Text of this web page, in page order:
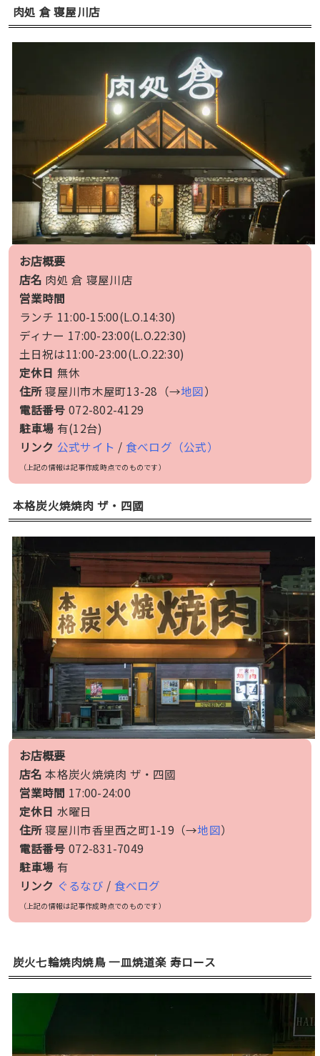
肉処 倉 寝屋川店
お店概要
店名 肉処 倉 寝屋川店
営業時間
ランチ 11:00-15:00(L.O.14:30)
ディナー 17:00-23:00(L.O.22:30)
土日祝は11:00-23:00(L.O.22:30)
定休日 無休
住所寝屋川市木屋町13-28（→地図）
電話番号 072-802-4129
駐車場 有(12台)
リンク 公式サイト / 食べログ（公式）
（上記の情報は記事作成時点でのものです）
本格炭火焼焼肉 ザ・四國
お店概要
店名 本格炭火焼焼肉 ザ・四國
営業時間 17:00-24:00
定休日 水曜日
住所寝屋川市香里西之町1-19（→地図）
電話番号 072-831-7049
駐車場 有
リンク ぐるなび / 食べログ
（上記の情報は記事作成時点でのものです）
炭火七輪焼肉焼鳥 一皿焼道楽 寿ロース